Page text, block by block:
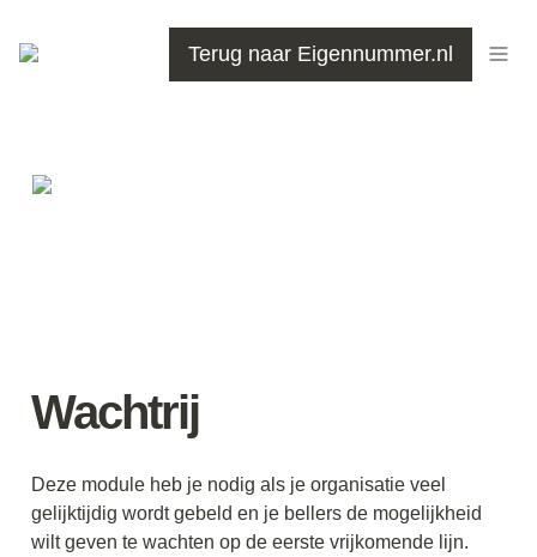
Terug naar Eigennummer.nl
Wachtrij
Deze module heb je nodig als je organisatie veel
gelijktijdig wordt gebeld en je bellers de mogelijkheid
wilt geven te wachten op de eerste vrijkomende lijn.